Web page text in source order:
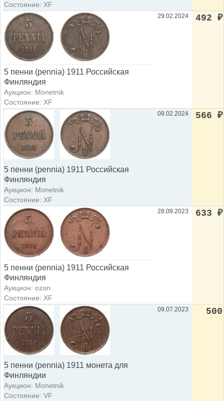
Состояние: XF
5 пенни (pennia) 1911 Российская
Финляндия
Аукцион: Monetnik
Состояние: XF
29.02.2024 492 ₽
5 пенни (pennia) 1911 Российская
Финляндия
Аукцион: Monetnik
Состояние: XF
09.02.2024 566 ₽
5 пенни (pennia) 1911 Российская
Финляндия
Аукцион: ozon
Состояние: XF
28.09.2023 633 ₽
5 пенни (pennia) 1911 монета для
Финляндии
Аукцион: Monetnik
Состояние: VF
09.07.2023 500